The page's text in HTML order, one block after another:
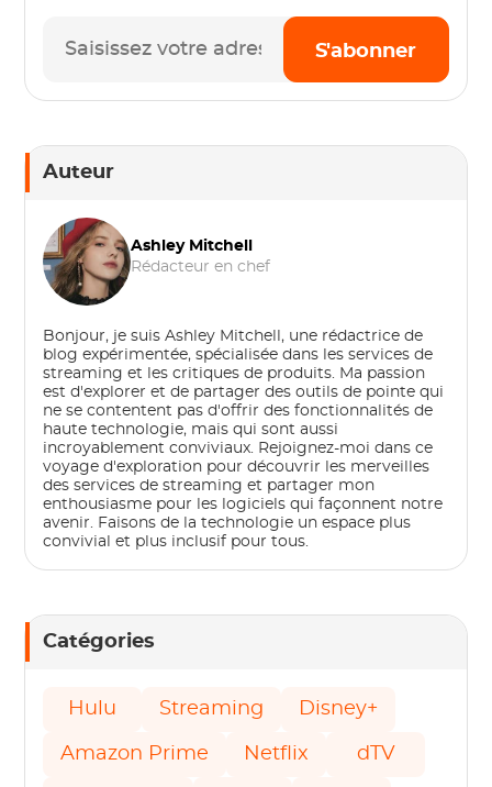
S'abonner
Auteur
Ashley Mitchell
Rédacteur en chef
Bonjour, je suis Ashley Mitchell, une rédactrice de
blog expérimentée, spécialisée dans les services de
streaming et les critiques de produits. Ma passion
est d'explorer et de partager des outils de pointe qui
ne se contentent pas d'offrir des fonctionnalités de
haute technologie, mais qui sont aussi
incroyablement conviviaux. Rejoignez-moi dans ce
voyage d'exploration pour découvrir les merveilles
des services de streaming et partager mon
enthousiasme pour les logiciels qui façonnent notre
avenir. Faisons de la technologie un espace plus
convivial et plus inclusif pour tous.
Catégories
Hulu Streaming Disney+
Amazon Prime Netflix dTV